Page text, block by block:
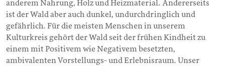
anderem Nahrung, Holz und Heizmaterial. Andererseits
ist der Wald aber auch dunkel, undurchdringlich und
gefährlich. Für die meisten Menschen in unserem
Kulturkreis gehört der Wald seit der frühen Kindheit zu
einem mit Positivem wie Negativem besetzten,
ambivalenten Vorstellungs- und Erlebnisraum. Unser